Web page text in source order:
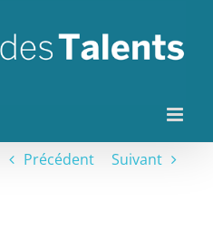
Précédent Suivant